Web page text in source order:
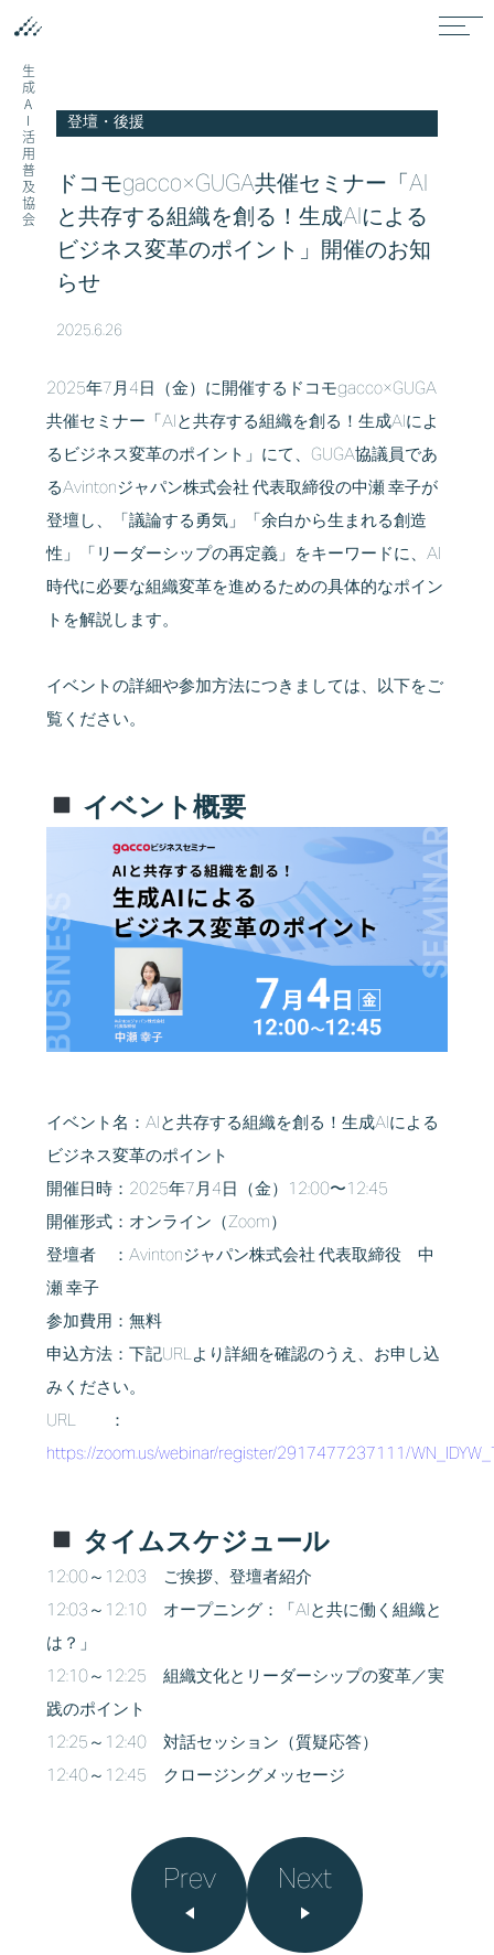
生成AI活用普及協会 登壇・後援
ドコモgacco×GUGA共催セミナー「AI
と共存する組織を創る！生成AIによる
ビジネス変革のポイント」開催のお知
らせ
2025.6.26
2025年7月4日（金）に開催するドコモgacco×GUGA
共催セミナー「AIと共存する組織を創る！生成AIによ
るビジネス変革のポイント」にて、GUGA協議員であ
るAvintonジャパン株式会社 代表取締役の中瀬 幸子が
登壇し、「議論する勇気」「余白から生まれる創造
性」「リーダーシップの再定義」をキーワードに、AI
時代に必要な組織変革を進めるための具体的なポイン
トを解説します。
イベントの詳細や参加方法につきましては、以下をご
覧ください。
イベント概要
イベント名：AIと共存する組織を創る！生成AIによる
ビジネス変革のポイント
開催日時：2025年7月4日（金）12:00〜12:45
開催形式：オンライン（Zoom）
登壇者 ：Avintonジャパン株式会社 代表取締役 中
瀬 幸子
参加費用：無料
申込方法：下記URLより詳細を確認のうえ、お申し込
みください。
URL ：
https://zoom.us/webinar/register/2917477237111/
タイムスケジュール
12:00～12:03 ご挨拶、登壇者紹介
12:03～12:10 オープニング：「AIと共に働く組織と
は？」
12:10～12:25 組織文化とリーダーシップの変革／実
践のポイント
12:25～12:40 対話セッション（質疑応答）
12:40～12:45 クロージングメッセージ
Prev Next